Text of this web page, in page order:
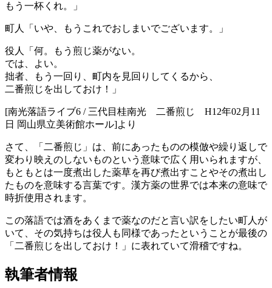
もう一杯くれ。」
町人「いや、もうこれでおしまいでございます。」
役人「何。もう煎じ薬がない。
では、よい。
拙者、もう一回り、町内を見回りしてくるから、
二番煎じを出しておけ！」
[南光落語ライブ6 / 三代目桂南光 二番煎じ H12年02月11
日 岡山県立美術館ホール]より
さて、「二番煎じ」は、前にあったものの模倣や繰り返しで
変わり映えのしないものという意味で広く用いられますが、
もともとは一度煮出した薬草を再び煮出すことやその煮出し
たものを意味する言葉です。漢方薬の世界では本来の意味で
時折使用されます。
この落語では酒をあくまで薬なのだと言い訳をしたい町人が
いて、その気持ちは役人も同様であったということが最後の
「二番煎じを出しておけ！」に表れていて滑稽ですね。
執筆者情報